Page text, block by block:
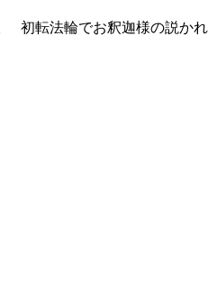
初転法輪でお釈迦様の説か